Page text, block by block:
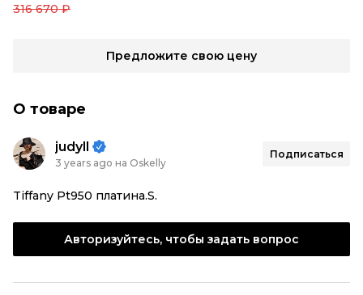
316 670 ₽
Предложите свою цену
О товаре
judyll
3 years ago на Oskelly
Подписаться
Tiffany Pt950 платина.S.
Авторизуйтесь, чтобы задать вопрос